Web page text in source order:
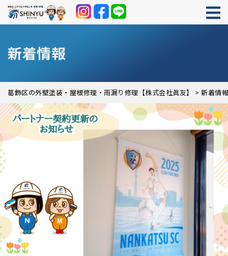
新着情報
葛飾区の外壁塗装・屋根修理・雨漏り修理【株式会社眞友】 > 新着情報